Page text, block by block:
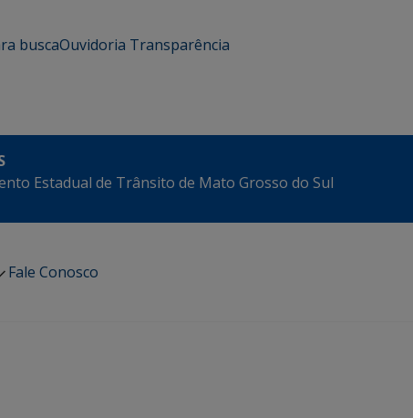
buscaOuvidoria Transparência
Estadual de Trânsito de Mato Grosso do Sul
Fale Conosco